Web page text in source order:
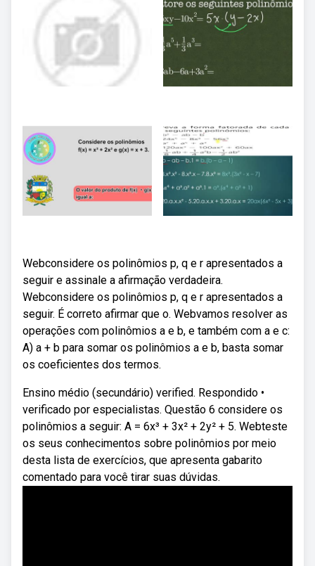
Webconsidere os polinômios p, q e r apresentados a
seguir e assinale a afirmação verdadeira.
Webconsidere os polinômios p, q e r apresentados a
seguir. É correto afirmar que o. Webvamos resolver as
operações com polinômios a e b, e também com a e c:
A) a + b para somar os polinômios a e b, basta somar
os coeficientes dos termos.
Ensino médio (secundário) verified. Respondido •
verificado por especialistas. Questão 6 considere os
polinômios a seguir: A = 6x³ + 3x² + 2y² + 5. Webteste
os seus conhecimentos sobre polinômios por meio
desta lista de exercícios, que apresenta gabarito
comentado para você tirar suas dúvidas.